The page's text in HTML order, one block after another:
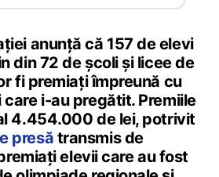
anunță că 157 de elevi
din 72 de școli și licee de
fi premiați împreună cu
i-au pregătit. Premiile
4.454.000 de lei, potrivit
presă transmis de
elevii care au fost